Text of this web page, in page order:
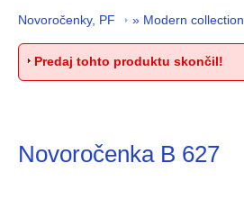
Novoročenky, PF » Modern collection
Predaj tohto produktu skončil!
Novoročenka B 627